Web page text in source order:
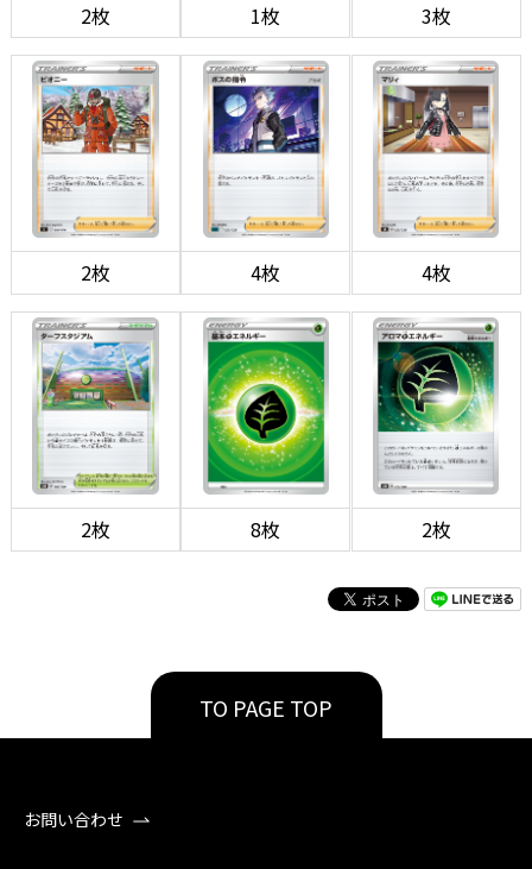
2枚 1枚 3枚
2枚 4枚 4枚
2枚 8枚 2枚
TO PAGE TOP
お問い合わせ